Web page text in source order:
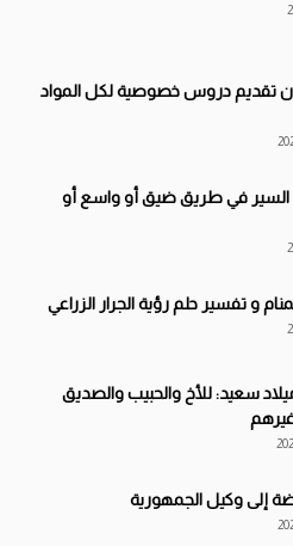
تقديم دروس خصوصية لكل المواد
السير في طريق ضيق أو واسع أو
و تفسير حلم رؤية الجرار الزراعي
سعيد: للأخ والحبيب والصديق
إلى وكيل الجمهورية